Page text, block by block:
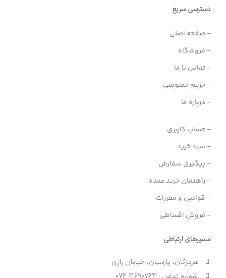
دسترسی سریع
- صفحه اصلی
- فروشگاه
- تماس با ما
- حریم خصوصی
- درباره ما
- حساب کاربری
- سبد خرید
- پیگیری سفارش
- راهنمای خرید عمده
- قوانین و مقررات
- فروش اقساطی
مسیرهای ارتباطی
هرمزگان، پارسیان، خیابان رازی